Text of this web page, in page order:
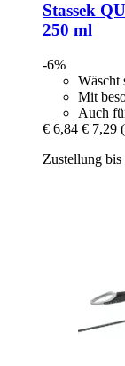
Stassek
250 ml
-6%
Wäscht
Mit
Auch
€ 6,84 € 7,29
Zustellung